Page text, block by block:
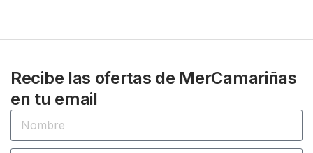
Recibe las ofertas de MerCamariñas
en tu email